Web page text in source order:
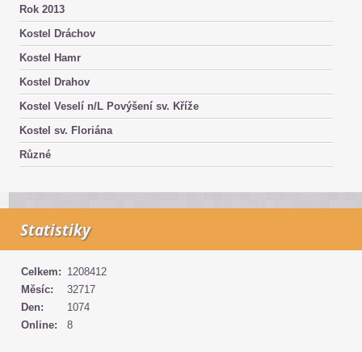
Rok 2013
Kostel Dráchov
Kostel Hamr
Kostel Drahov
Kostel Veselí n/L Povýšení sv. Kříže
Kostel sv. Floriána
Různé
Statistiky
Online: 8
Celkem: 1208412
Měsíc:
32717
Den:
1074